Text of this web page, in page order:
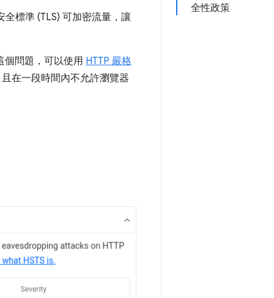
全性政策
標準 (TLS) 可加密流量，讓
個問題，可以使用 HTTP 嚴格
在一段時間內不允許瀏覽器